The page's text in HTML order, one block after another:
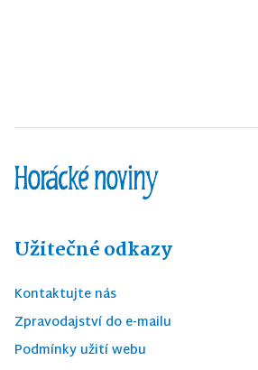
Užitečné odkazy
Kontaktujte nás
Zpravodajství do e-mailu
Podmínky užití webu